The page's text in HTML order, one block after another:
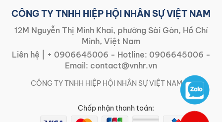
CÔNG TY TNHH HIỆP HỘI NHÂN SỰ VIỆT NAM
12M Nguyễn Thị Minh Khai, phường Sài Gòn, Hồ Chí
Minh, Việt Nam
Liên hệ |
+ 0906645006 - Hotline: 0906645006 -
Email: contact@vnhr.vn
CÔNG TY TNHH HIỆP HỘI NHÂN SỰ VIỆT NAM | |
Chấp nhận thanh toán: